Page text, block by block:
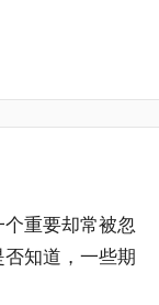
重要却常被忽
知道，一些期